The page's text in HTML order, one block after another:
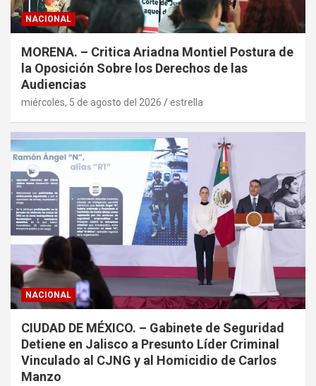
NACIONAL
MORENA. – Critica Ariadna Montiel Postura de
la Oposición Sobre los Derechos de las
Audiencias
miércoles, 5 de agosto del 2026 estrella
NACIONAL
CIUDAD DE MÉXICO. – Gabinete de Seguridad
Detiene en Jalisco a Presunto Líder Criminal
Vinculado al CJNG y al Homicidio de Carlos
Manzo